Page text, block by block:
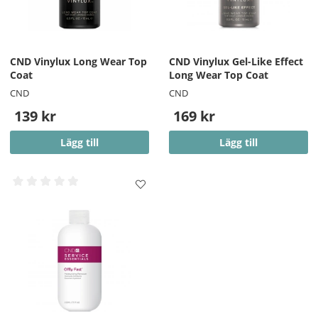
Använd ett fast tryck tillsammans med en cirkelrörelse
för att avlägsna CND Vinylux från din nagel. Försök att
OBS!! - På vissa starka färger kan en pigmentering på
nageln finnas kvar efter borttagning.
CND Vinylux Long Wear Top
Coat
CND
139 kr
Lägg till
CND Vinylux Gel-Like Effect
Long Wear Top Coat
CND
169 kr
Lägg till